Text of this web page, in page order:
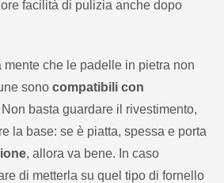
facilità di pulizia anche dopo
mente che le padelle in pietra non
sono compatibili con
basta guardare il rivestimento,
la base: se è piatta, spessa e porta
, allora va bene. In caso
di metterla su quel tipo di fornello